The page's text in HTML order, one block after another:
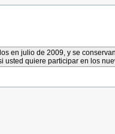
en julio de 2009, y se
usted quiere participar en los